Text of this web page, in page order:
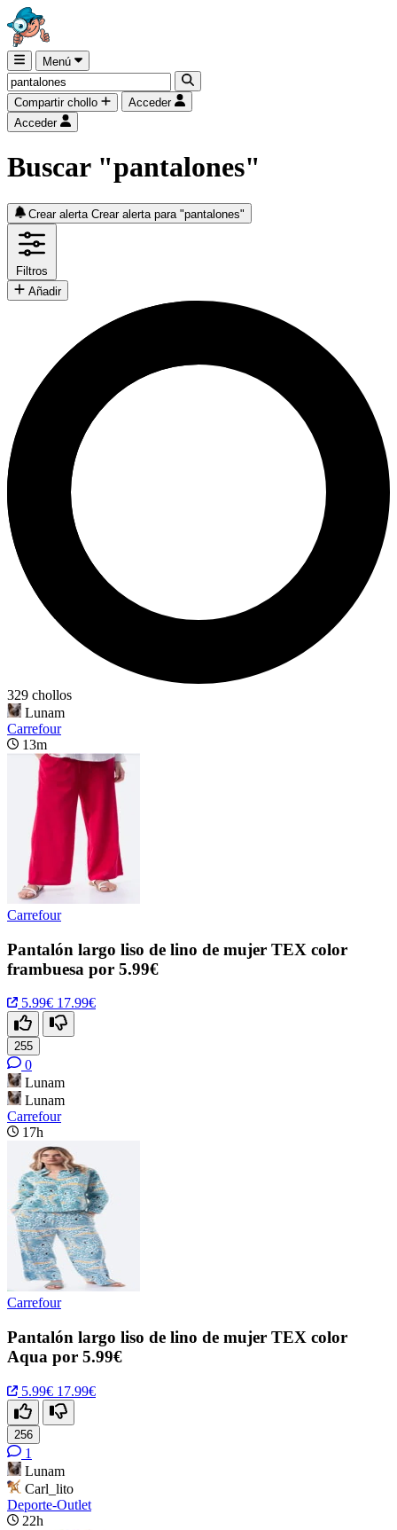
Menú
Compartir chollo
Acceder
Acceder
Buscar "pantalones"
Crear alerta Crear alerta para "pantalones"
Filtros
Añadir
329 chollos
Lunam
Carrefour
13m
Carrefour
Pantalón largo liso de lino de mujer TEX color
frambuesa por 5.99€
5.99€ 17.99€
255
0
Lunam
Lunam
Carrefour
17h
Carrefour
Pantalón largo liso de lino de mujer TEX color
Aqua por 5.99€
5.99€ 17.99€
256
1
Lunam
Carl_lito
Deporte-Outlet
22h